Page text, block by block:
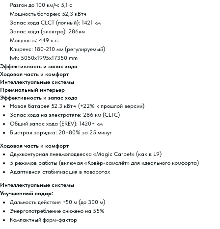
Разгон до 100 км/ч: 5,1 с
Мощность батареи: 52,3 кВтч
Запас хода CLCT (полный): 1421 км
Запас хода (электро): 286км
Мощность: 449 л.с.
Клиренс: 180-210 мм (регулируемый)
lwh: 5050x1995x17350 mm
Эффективность и запас хода
Ходовая часть и комфорт
Интеллектуальные системы
Премиальный интерьер
Эффективность и запас хода
Новая батарея 52.3 кВт·ч (+22% к прошлой версии)
Запас хода на электротяге: 286 км (CLTC)
Общий запас хода (EREV): 1420+ км
Быстрая зарядка: 20−80% за 25 минут
Ходовая часть и комфорт
Двухконтурная пневмоподвеска «Magic Carpet» (как в L9)
5 режимов работы (включая «Ковёр-самолёт» для идеального комфорта)
Адаптивная стабилизация в поворотах
Интеллектуальные системы
Улучшенный лидар:
Дальность действия +50 м (до 300 м)
Энергопотребление снижено на 55%
Компактный форм-фактор